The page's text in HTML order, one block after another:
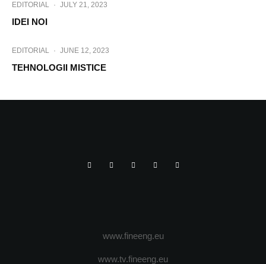
EDITORIAL · JULY 21, 2023
IDEI NOI
EDITORIAL · JUNE 12, 2023
TEHNOLOGII MISTICE
www.fineeng.eu
www.tv.fineeng.eu